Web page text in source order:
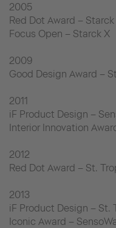
2005
Red Dot Award – Starck
Focus Open – Starck X
2009
Good Design Award –
2011
iF Product Design –
Interior Innovation
2012
Red Dot Award – St.
2013
iF Product Design – St.
Iconic Award –